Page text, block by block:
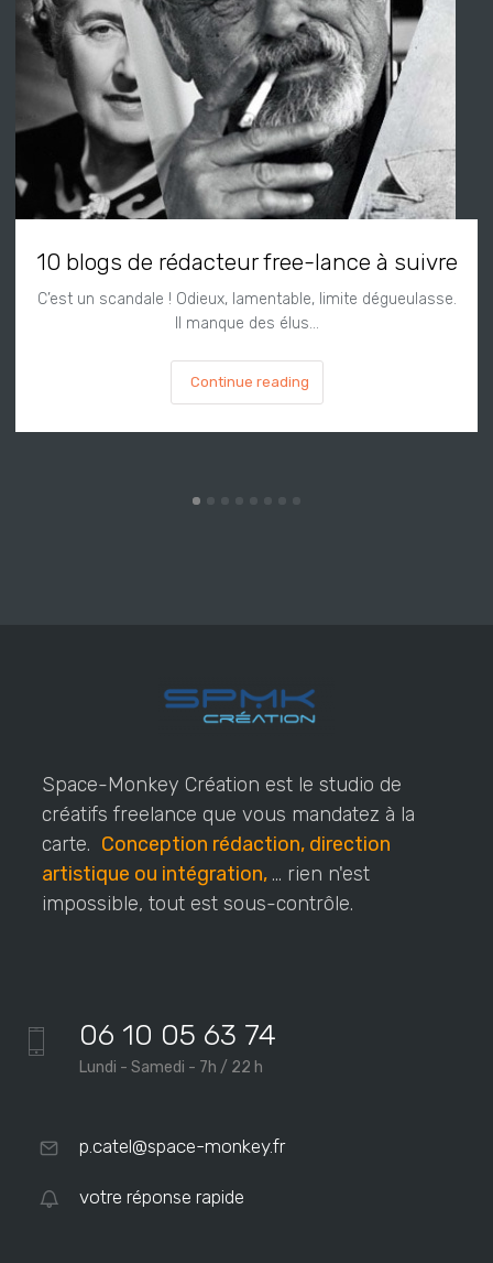
10 blogs de rédacteur free-lance à suivre
C’est un scandale ! Odieux, lamentable, limite dégueulasse.
Il manque des élus…
Continue reading
Space-Monkey Création est le studio de
créatifs freelance que vous mandatez à la
carte. Conception rédaction, direction
artistique ou intégration, ... rien n'est
impossible, tout est sous-contrôle.
06 10 05 63 74
Lundi - Samedi - 7h / 22 h
p.catel@space-monkey.fr
votre réponse rapide